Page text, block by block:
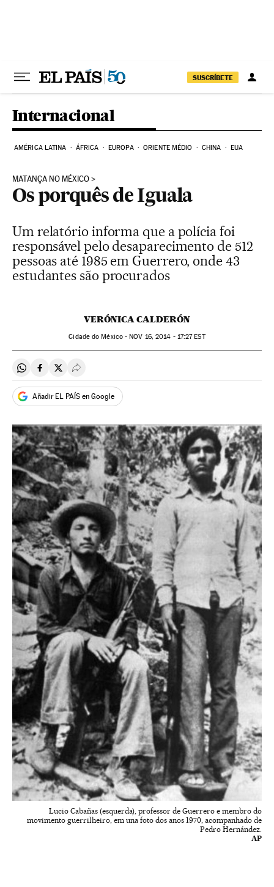
SUSCRÍBETE
Internacional
AMÉRICA LATINA ÁFRICA EUROPA ORIENTE MÉDIO CHINA EUA
MATANÇA NO MÉXICO
Os porquês de Iguala
Um relatório informa que a polícia foi
responsável pelo desaparecimento de 512
pessoas até 1985 em Guerrero, onde 43
estudantes são procurados
VERÓNICA CALDERÓN
Cidade do México -NOV 16, 2014 - 17:27EST
Compartir en Whatsapp
Compartir en Facebook
Compartir en Twitter
Desplegar Redes Sociales
Añadir EL PAÍS en Google
Lucio Cabañas (esquerda), professor de Guerrero e membro do
movimento guerrilheiro, em una foto dos anos 1970, acompanhado de
Pedro Hernández.
AP